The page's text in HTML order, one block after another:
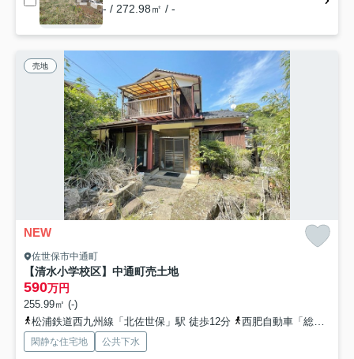
- / 272.98㎡ / -
売地
NEW
佐世保市中通町
【清水小学校区】中通町売土地
590万円
255.99㎡ (-)
松浦鉄道西九州線「北佐世保」駅 徒歩12分
西肥自動車「総合教育センター前（長崎県）」バス停下車 徒歩3分
閑静な住宅地 公共下水